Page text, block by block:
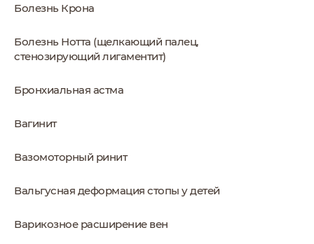
Болезнь Крона
Болезнь Нотта (щелкающий палец,
стенозирующий лигаментит)
Бронхиальная астма
Вагинит
Вазомоторный ринит
Вальгусная деформация стопы у детей
Варикозное расширение вен